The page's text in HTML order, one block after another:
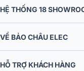
HỆ THỐNG 18
VỀ BẢO CHÂU ELEC
HỖ TRỢ KHÁCH HÀNG